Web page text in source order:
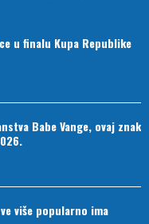
u finalu Kupa Republike
Babe Vange, ovaj znak
više popularno ima